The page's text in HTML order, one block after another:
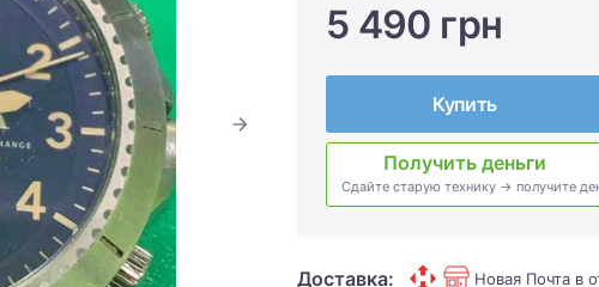
5 490 грн
Купить
Получить деньги
Сдайте старую технику → получите
Доставка: Новая Почта в